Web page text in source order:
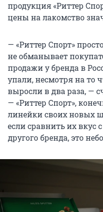
продукция «Риттер
цены на лакомство
— «Риттер Спорт»
не обманывает
продажи у бренда в
упали, несмотря на то
выросли в два раза, —
— «Риттер Спорт»,
линейки своих новых
если сравнить их
другого бренда, это